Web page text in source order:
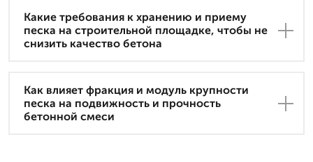
Какие требования к хранению и приему
песка на строительной площадке, чтобы не
снизить качество бетона
Как влияет фракция и модуль крупности
песка на подвижность и прочность
бетонной смеси